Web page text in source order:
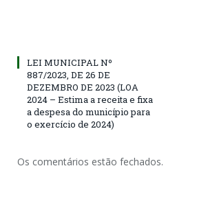
LEI MUNICIPAL Nº
887/2023, DE 26 DE
DEZEMBRO DE 2023 (LOA
2024 – Estima a receita e fixa
a despesa do município para
o exercício de 2024)
Os comentários estão fechados.